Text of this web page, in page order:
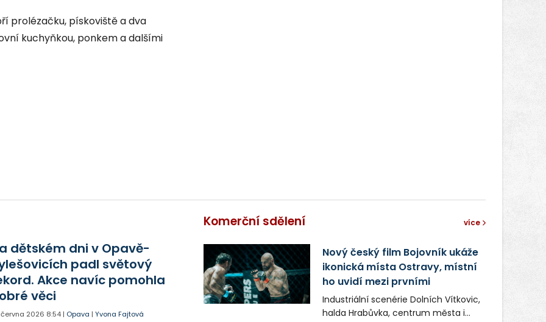
prolézačku, pískoviště a dva
kuchyňkou, ponkem a dalšími
dětském dni v Opavě-
padl světový
Akce navíc pomohla
věci
června 2026 8:54 | Opava |Yvona Fajtová
Komerční sdělení více
Nový český film Bojovník ukáže
ikonická místa Ostravy, místní
ho uvidí mezi prvními
Industriální scenérie Dolních Vítkovic,
halda Hrabůvka, centrum města i